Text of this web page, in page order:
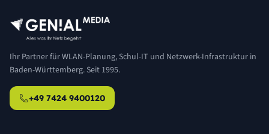
Ihr Partner für WLAN-Planung, Schul-IT und Netzwerk-Infrastruktur in
Baden-Württemberg. Seit 1995.
+49 7424 9400120